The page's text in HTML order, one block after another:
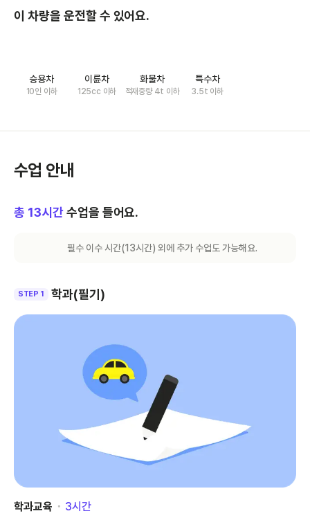
이 차량을 운전할 수 있어요.
승용차
10인 이하
이륜차
125cc 이하
화물차
적재중량 4t 이하
특수차
3.5t 이하
수업 안내
총 13시간 수업을 들어요.
필수 이수 시간(13시간) 외에 추가 수업도 가능해요.
STEP 1 학과(필기)
학과교육 ･ 3시간